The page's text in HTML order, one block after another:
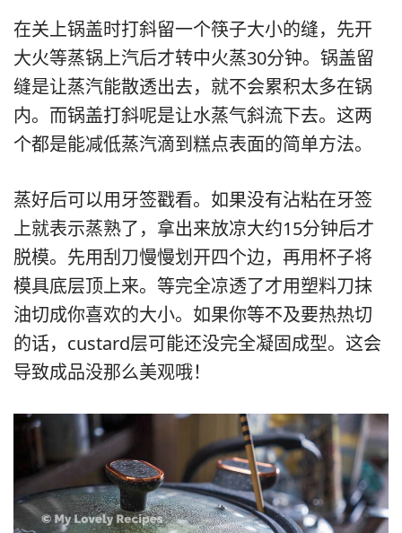
在关上锅盖时打斜留一个筷子大小的缝，先开
大火等蒸锅上汽后才转中火蒸30分钟。锅盖留
缝是让蒸汽能散透出去，就不会累积太多在锅
内。而锅盖打斜呢是让水蒸气斜流下去。这两
个都是能减低蒸汽滴到糕点表面的简单方法。
蒸好后可以用牙签戳看。如果没有沾粘在牙签
上就表示蒸熟了，拿出来放凉大约15分钟后才
脱模。先用刮刀慢慢划开四个边，再用杯子将
模具底层顶上来。等完全凉透了才用塑料刀抹
油切成你喜欢的大小。如果你等不及要热热切
的话，custard层可能还没完全凝固成型。这会
导致成品没那么美观哦！